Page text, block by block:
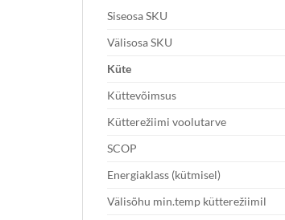
Siseosa SKU
Välisosa SKU
Küte
Küttevõimsus
Kütterežiimi voolutarve
SCOP
Energiaklass (kütmisel)
Välisõhu min.temp kütterežiimil